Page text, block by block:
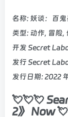
名称: 妖谈：百
类型: 动作, 冒险,
开发 Secret
发行 Secret
发行日期: 2022
💘💘💘
2》 Now